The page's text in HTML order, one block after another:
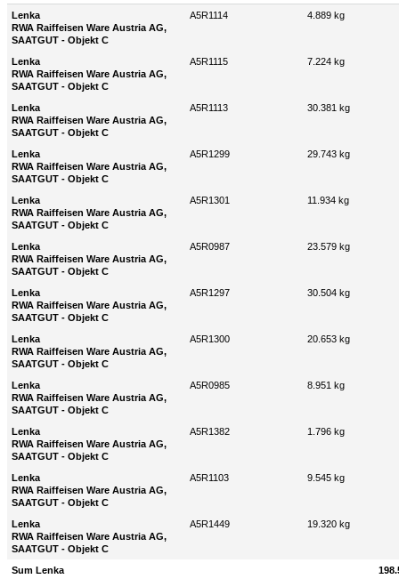
Lenka
RWA Raiffeisen Ware Austria AG,
SAATGUT - Objekt C
A5R1114 4.889 kg
Lenka
RWA Raiffeisen Ware Austria AG,
SAATGUT - Objekt C
A5R1115 7.224 kg
Lenka
RWA Raiffeisen Ware Austria AG,
SAATGUT - Objekt C
A5R1113 30.381 kg
Lenka
RWA Raiffeisen Ware Austria AG,
SAATGUT - Objekt C
A5R1299 29.743 kg
Lenka
RWA Raiffeisen Ware Austria AG,
SAATGUT - Objekt C
A5R1301 11.934 kg
Lenka
RWA Raiffeisen Ware Austria AG,
SAATGUT - Objekt C
A5R0987 23.579 kg
Lenka
RWA Raiffeisen Ware Austria AG,
SAATGUT - Objekt C
A5R1297 30.504 kg
Lenka
RWA Raiffeisen Ware Austria AG,
SAATGUT - Objekt C
A5R1300 20.653 kg
Lenka
RWA Raiffeisen Ware Austria AG,
SAATGUT - Objekt C
A5R0985 8.951 kg
Lenka
RWA Raiffeisen Ware Austria AG,
SAATGUT - Objekt C
A5R1382 1.796 kg
Lenka
RWA Raiffeisen Ware Austria AG,
SAATGUT - Objekt C
A5R1103 9.545 kg
Lenka
RWA Raiffeisen Ware Austria AG,
SAATGUT - Objekt C
A5R1449 19.320 kg
Sum Lenka